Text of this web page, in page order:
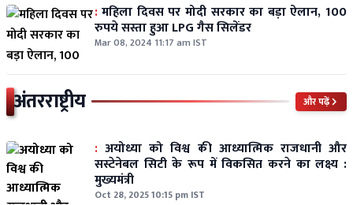
:महिला दिवस पर मोदी सरकार का बड़ा ऐलान, 100
रुपये सस्ता हुआ LPG गैस सिलेंडर
Mar 08, 2024 11:17 am IST
अंतरराष्ट्रीय और पढ़ें
: अयोध्या को विश्व की आध्यात्मिक राजधानी और
सस्टेनेबल सिटी के रूप में विकसित करने का लक्ष्य :
मुख्यमंत्री
Oct 28, 2025 10:15 pm IST